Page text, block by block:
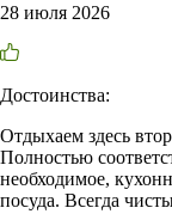
28 июля 2026
Достоинства:
Отдыхаем здесь
Полностью
необходимое,
посуда. Всегда